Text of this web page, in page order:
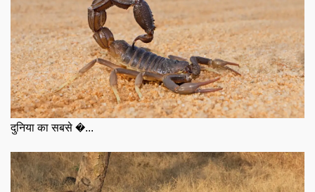
दुनिया का सबसे �...